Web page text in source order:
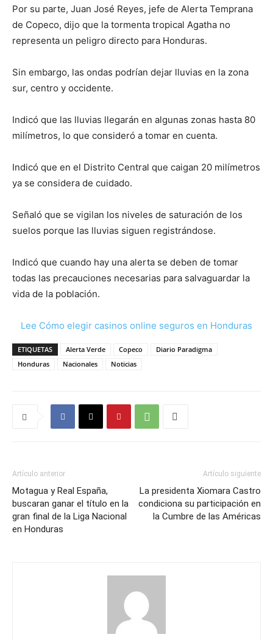
Por su parte, Juan José Reyes, jefe de Alerta Temprana
de Copeco, dijo que la tormenta tropical Agatha no
representa un peligro directo para Honduras.
Sin embargo, las ondas podrían dejar lluvias en la zona
sur, centro y occidente.
Indicó que las lluvias llegarán en algunas zonas hasta 80
milímetros, lo que consideró a tomar en cuenta.
Indicó que en el Distrito Central que caigan 20 milímetros
ya se considera de cuidado.
Señaló que se vigilan los niveles de saturación de los
suelos porque las lluvias siguen registrándose.
Indicó que cuando hay una alerta se deben de tomar
todas las precauciones necesarias para salvaguardar la
vida de la población.
Lee Cómo elegir casinos online seguros en Honduras
ETIQUETAS Alerta Verde Copeco
Diario Paradigma
Honduras
Nacionales Noticias
Artículo anterior
Motagua y Real España,
buscaran ganar el título en la
gran final de la Liga Nacional
en Honduras
Artículo siguiente
La presidenta Xiomara Castro
condiciona su participación en
la Cumbre de las Américas